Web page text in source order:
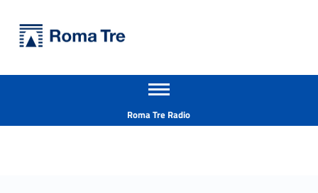
Prof.ssa SILVIA DI PAOLO ricerca - Università Roma Tre
Apri il menu secondario
Roma Tre Radio